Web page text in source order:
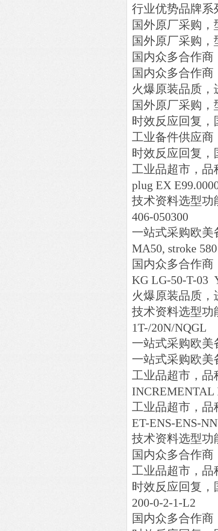
行业优势品牌系
国外原厂采购
国外原厂采购
国内众多合作
国内众多合作
火爆原装品质，
国外原厂采购
时效反应回复，
工业备件供应商
时效反应回复，
工业品超市，品
plug EX
技术资料选型功
406-050300
一站式采购欧美
MA50,
国内众多合作
KG LG-50-T-03
火爆原装品质，
技术资料选型功
1T-/20N/NQGL
一站式采购欧美
一站式采购欧美
工业品超市，品
INCREMENTAL
工业品超市，品
ET-ENS-ENS-
技术资料选型功
国内众多合作
工业品超市，品
时效反应回复，
200-0-2-1-L2
国内众多合作